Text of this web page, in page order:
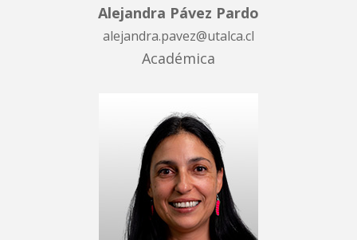
Alejandra Pávez Pardo
alejandra.pavez@utalca.cl
Académica